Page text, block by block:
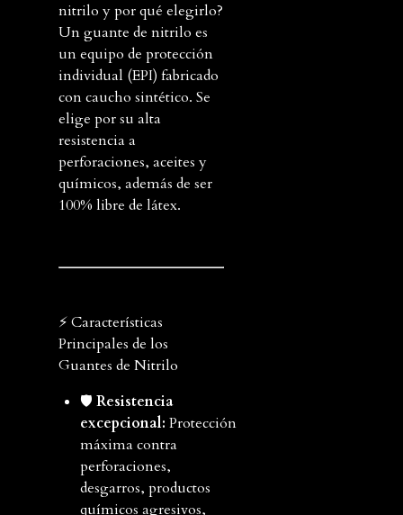
nitrilo y por qué elegirlo?
Un guante de nitrilo es
un equipo de protección
individual (EPI) fabricado
con caucho sintético. Se
elige por su alta
resistencia a
perforaciones, aceites y
químicos, además de ser
100% libre de látex.
⚡ Características
Principales de los
Guantes de Nitrilo
🛡️ Resistencia
excepcional: Protección
máxima contra
perforaciones,
desgarros, productos
químicos agresivos,